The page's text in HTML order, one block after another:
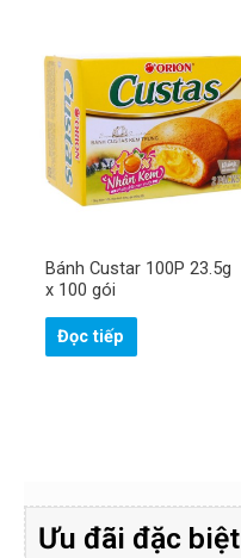
Bánh Custar 100P 23.5g
x 100 gói
Đọc tiếp
Ưu đãi đặc biệt